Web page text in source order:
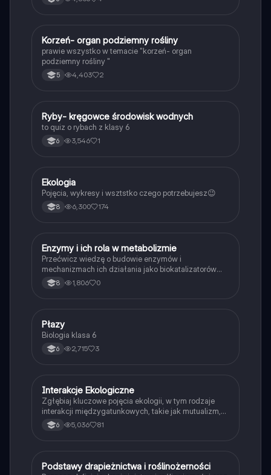
KBiologia
Korzeń- organ podziemny rośliny
prawie wszystko w temacie "korzeń- organ
podziemny rośliny "
5 4,403 2
RBiologia
Ryby- kręgowce środowisk wodnych
to quiz o rybach z klasy 6
6 3,546 1
Biologia
Ekologia
Pojęcia, wykresy i wsztstko czego potrzebujesz😉
8 6,300 174
EBiologia
Enzymy i ich rola w metabolizmie
Przećwicz wiedzę o budowie enzymów i
mechanizmach ich działania jako biokatalizatorów
przyspieszających reakcje.
8 1,806 0
PBiologia
Płazy
Biologia klasa 6
6 2,715 3
Biologia
Interakcje Ekologiczne
Zgłębiaj kluczowe pojęcia ekologii, w tym rodzaje
interakcji międzygatunkowych, takie jak mutualizm,
komensalizm, drapieżnictwo i pasożytnictwo.
Dowiedz się o strukturze populacji, ekosystemach
6 5,036 81
PBiologia
Podstawy drapieżnictwa i roślinożerności